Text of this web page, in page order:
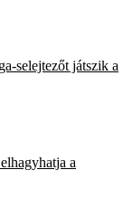
selejtezőt játszik a
a